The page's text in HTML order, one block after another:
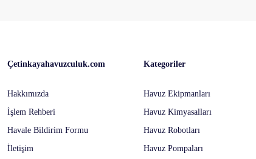
Çetinkayahavuzculuk.com
Hakkımızda
İşlem Rehberi
Havale Bildirim Formu
İletişim
Kategoriler
Havuz Ekipmanları
Havuz Kimyasalları
Havuz Robotları
Havuz Pompaları